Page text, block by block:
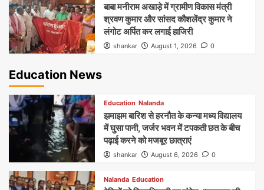
बाबा मनीराम अखाड़े में ग्रामीण विकास मंत्री
श्रवण कुमार और सांसद कौशलेंद्र कुमार ने
लंगोट अर्पित कर लगाई हाजिरी
shankar August 1, 2026 0
Education News
Education Nalanda
झमाझम बारिश से हरनौत के कन्या मध्य विद्यालय
में घुसा पानी, जर्जर भवन में टपकती छत के बीच
पढ़ाई करने को मजबूर छात्राएं
shankar August 6, 2026 0
Nalanda Education